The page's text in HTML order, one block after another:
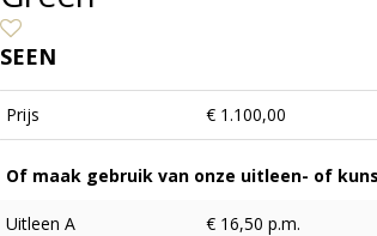
SEEN
Prijs € 1.100,00
Of maak gebruik van onze uitleen- of
Uitleen A € 16,50 p.m.